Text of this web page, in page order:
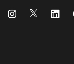
FacebookInstagram
Twitter